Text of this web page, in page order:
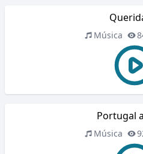
Música
Portugal
Música